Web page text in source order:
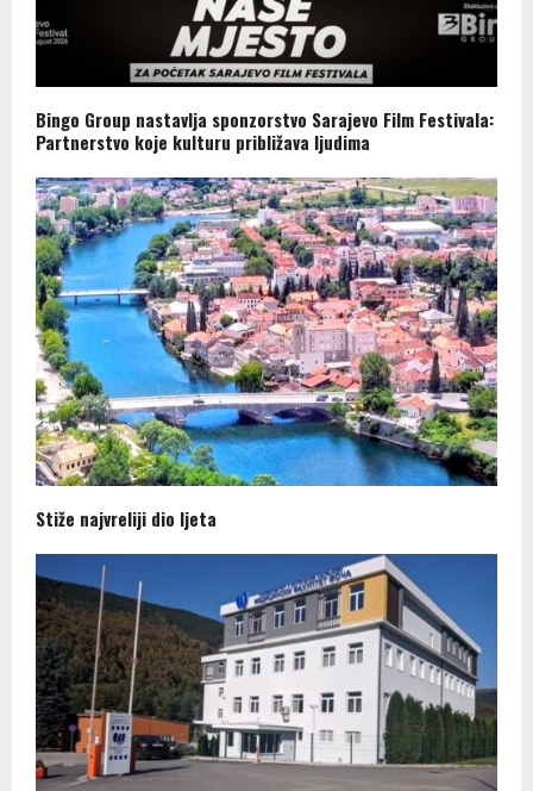
Bingo Group nastavlja sponzorstvo Sarajevo Film Festivala:
Partnerstvo koje kulturu približava ljudima
Stiže najvreliji dio ljeta